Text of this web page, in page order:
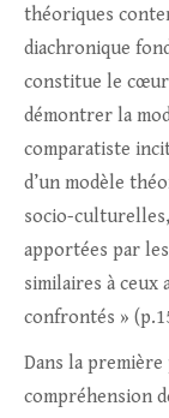
théoriques
diachronique
constitue le
démontrer la
comparatiste
d’un modèle
socio-
apportées par
similaires à ceux
confrontés »
Dans la
compréhension